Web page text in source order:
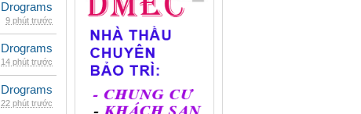
Drograms
9 phút trước
Drograms
14 phút trước
Drograms
22 phút trước